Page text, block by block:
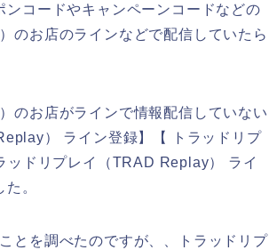
コードやキャンペーンコードなどの
のお店のラインなどで配信していたら
のお店がラインで情報配信していない
） ライン登録】【 トラッドリプ
ドリプレイ（TRAD Replay） ライ
。
とを調べたのですが、、トラッドリプ